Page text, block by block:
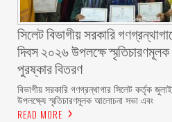
সিলেট বিভাগীয় সরকারি
দিবস ২০২৬ উপলক্ষে
পুরষ্কার বিতরণ ‎ ‎
বিভাগীয় সরকারি গণগ্রন্থাগার সিলেট কর্তৃক
উপলক্ষ্যে স্মৃতিচারণমূলক আলোচনা সভা এবং
READ MORE